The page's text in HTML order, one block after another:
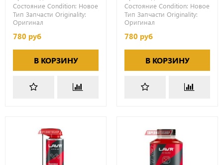
Состояние Condition: Новое
Тип Запчасти Originality:
Оригинал
780 руб
В КОРЗИНУ
Состояние Condition: Новое
Тип Запчасти Originality:
Оригинал
780 руб
В КОРЗИНУ